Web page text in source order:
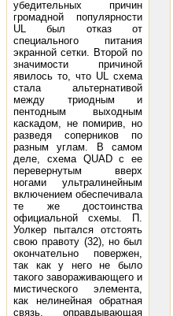
убедительных причин
громадной популярности
UL был отказ от
специального питания
экранной сетки. Второй по
значимости причиной
явилось то, что UL схема
стала альтернативой
между триодным и
пентодным выходным
каскадом, не помирив, но
разведя соперников по
разным углам. В самом
деле, схема QUAD с ее
перевернутым вверх
ногами ультралинейным
включением обеспечивала
те же достоинства
официальной схемы. П.
Уолкер пытался отстоять
свою правоту (32), но был
окончательно повержен,
так как у него не было
такого завораживающего и
мистического элемента,
как нелинейная обратная
связь, оправдывающая